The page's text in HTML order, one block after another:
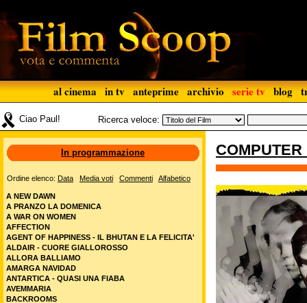
al cinema in tv anteprime archivio serie tv blog
Ciao Paul! Ricerca veloce:
In programmazione
Ordine elenco: Data Media voti Commenti Alfabetico
A NEW DAWN
A PRANZO LA DOMENICA
A WAR ON WOMEN
AFFECTION
AGENT OF HAPPINESS - IL BHUTAN E LA FELICITA'
ALDAIR - CUORE GIALLOROSSO
ALLORA BALLIAMO
AMARGA NAVIDAD
ANTARTICA - QUASI UNA FIABA
AVEMMARIA
BACKROOMS